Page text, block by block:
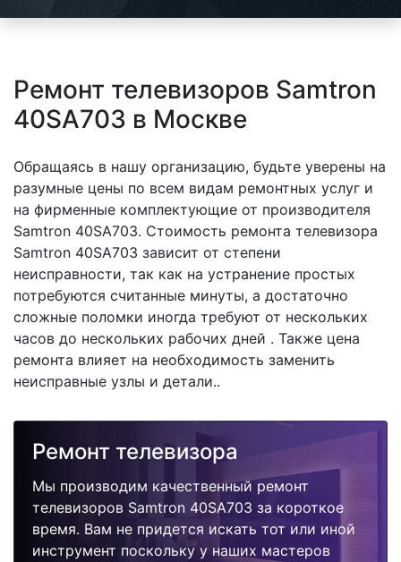
Ремонт телевизоров Samtron
40SA703 в Москве
Обращаясь в нашу организацию, будьте уверены на
разумные цены по всем видам ремонтных услуг и
на фирменные комплектующие от производителя
Samtron 40SA703. Стоимость ремонта телевизора
Samtron 40SA703 зависит от степени
неисправности, так как на устранение простых
потребуются считанные минуты, а достаточно
сложные поломки иногда требуют от нескольких
часов до нескольких рабочих дней . Также цена
ремонта влияет на необходимость заменить
неисправные узлы и детали..
Ремонт телевизора
Мы производим качественный ремонт
телевизоров Samtron 40SA703 за короткое
время. Вам не придется искать тот или иной
инструмент поскольку у наших мастеров